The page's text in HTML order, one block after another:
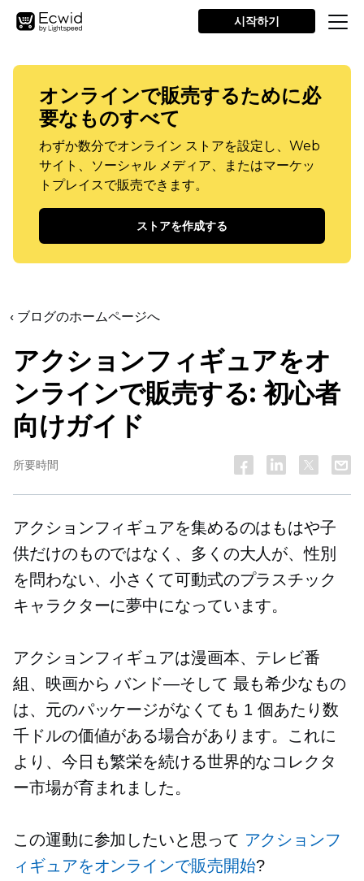
시작하기
オンラインで販売するために必
要なものすべて
わずか数分でオンライン ストアを設定し、Web
サイト、ソーシャル メディア、またはマーケッ
トプレイスで販売できます。
ストアを作成する
‹ ブログのホームページへ
アクションフィギュアをオ
ンラインで販売する: 初心者
向けガイド
所要時間
アクションフィギュアを集めるのはもはや子
供だけのものではなく、多くの大人が、性別
を問わない、小さくて可動式のプラスチック
キャラクターに夢中になっています。
アクションフィギュアは漫画本、テレビ番
組、映画からバンド—そして 最も希少なもの
は、元のパッケージがなくても 1 個あたり数
千ドルの価値がある場合があります。これに
より、今日も繁栄を続ける世界的なコレクタ
ー市場が育まれました。
この運動に参加したいと思って アクションフ
ィギュアをオンラインで販売開始?